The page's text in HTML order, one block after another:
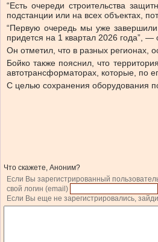
“Есть очереди строительства
подстанции или на всех объектах,
“Первую очередь мы уже
придется на 1 квартал 2026 года”,
Он отметил, что в разных регионах,
Бойко также пояснил, что
автотрансформаторах, которые, по
С целью сохранения оборудования
Что скажете, Аноним?
Если Вы зарегистрированный
свой логин (email)
Если Вы еще не зарегистрировались,